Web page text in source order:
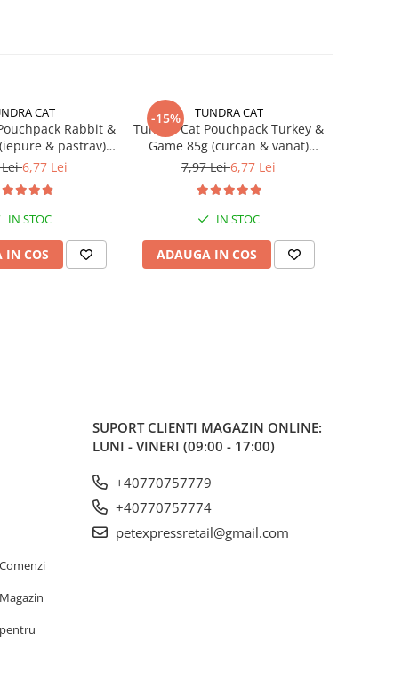
CAT
Rabbit &
& pastrav)
Umeda Pisici
Lei6,77 Lei
IN STOC
IN COS
-15% TUNDRA CAT
Tundra Cat Pouchpack Turkey &
Game 85g (curcan & vanat)
Hrana Umeda Pisici
7,97 Lei6,77 Lei
IN STOC
ADAUGA IN COS
SUPORT CLIENTI MAGAZIN ONLINE:
LUNI - VINERI (09:00 - 17:00)
+40770757779
+40770757774
petexpressretail@gmail.com